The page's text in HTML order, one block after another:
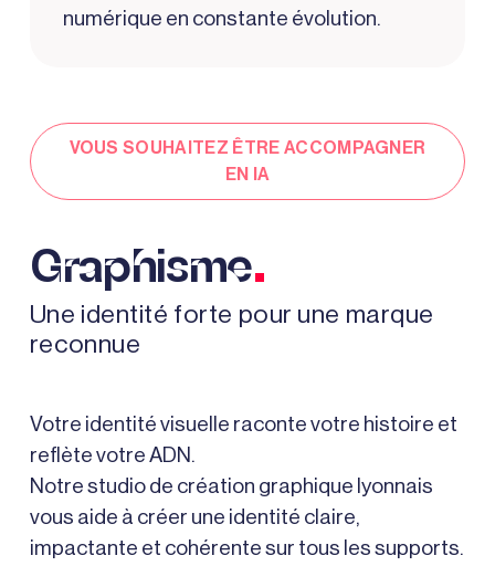
numérique en constante évolution.
VOUS SOUHAITEZ ÊTRE ACCOMPAGNER
EN IA
Graphisme.
Une identité forte pour une marque
reconnue
Votre identité visuelle raconte votre histoire et
reflète votre ADN.
Notre studio de création graphique lyonnais
vous aide à créer une identité claire,
impactante et cohérente sur tous les supports.